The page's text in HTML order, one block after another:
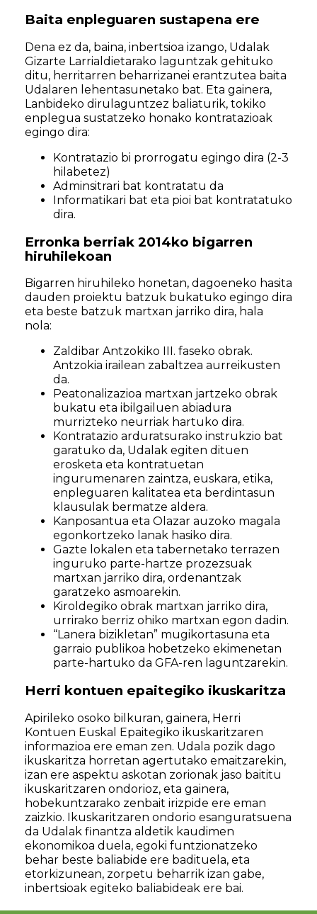
Baita enpleguaren sustapena ere
Dena ez da, baina, inbertsioa izango, Udalak
Gizarte Larrialdietarako laguntzak gehituko
ditu, herritarren beharrizanei erantzutea baita
Udalaren lehentasunetako bat. Eta gainera,
Lanbideko dirulaguntzez baliaturik, tokiko
enplegua sustatzeko honako kontratazioak
egingo dira:
Kontratazio bi prorrogatu egingo dira (2-3
hilabetez)
Adminsitrari bat kontratatu da
Informatikari bat eta pioi bat kontratatuko
dira.
Erronka berriak 2014ko bigarren
hiruhilekoan
Bigarren hiruhileko honetan, dagoeneko hasita
dauden proiektu batzuk bukatuko egingo dira
eta beste batzuk martxan jarriko dira, hala
nola:
Zaldibar Antzokiko III. faseko obrak.
Antzokia irailean zabaltzea aurreikusten
da.
Peatonalizazioa martxan jartzeko obrak
bukatu eta ibilgailuen abiadura
murrizteko neurriak hartuko dira.
Kontratazio arduratsurako instrukzio bat
garatuko da, Udalak egiten dituen
erosketa eta kontratuetan
ingurumenaren zaintza, euskara, etika,
enpleguaren kalitatea eta berdintasun
klausulak bermatze aldera.
Kanposantua eta Olazar auzoko magala
egonkortzeko lanak hasiko dira.
Gazte lokalen eta tabernetako terrazen
inguruko parte-hartze prozezsuak
martxan jarriko dira, ordenantzak
garatzeko asmoarekin.
Kiroldegiko obrak martxan jarriko dira,
urrirako berriz ohiko martxan egon dadin.
“Lanera bizikletan” mugikortasuna eta
garraio publikoa hobetzeko ekimenetan
parte-hartuko da GFA-ren laguntzarekin.
Herri kontuen epaitegiko ikuskaritza
Apirileko osoko bilkuran, gainera, Herri
Kontuen Euskal Epaitegiko ikuskaritzaren
informazioa ere eman zen. Udala pozik dago
ikuskaritza horretan agertutako emaitzarekin,
izan ere aspektu askotan zorionak jaso baititu
ikuskaritzaren ondorioz, eta gainera,
hobekuntzarako zenbait irizpide ere eman
zaizkio. Ikuskaritzaren ondorio esanguratsuena
da Udalak finantza aldetik kaudimen
ekonomikoa duela, egoki funtzionatzeko
behar beste baliabide ere badituela, eta
etorkizunean, zorpetu beharrik izan gabe,
inbertsioak egiteko baliabideak ere bai.